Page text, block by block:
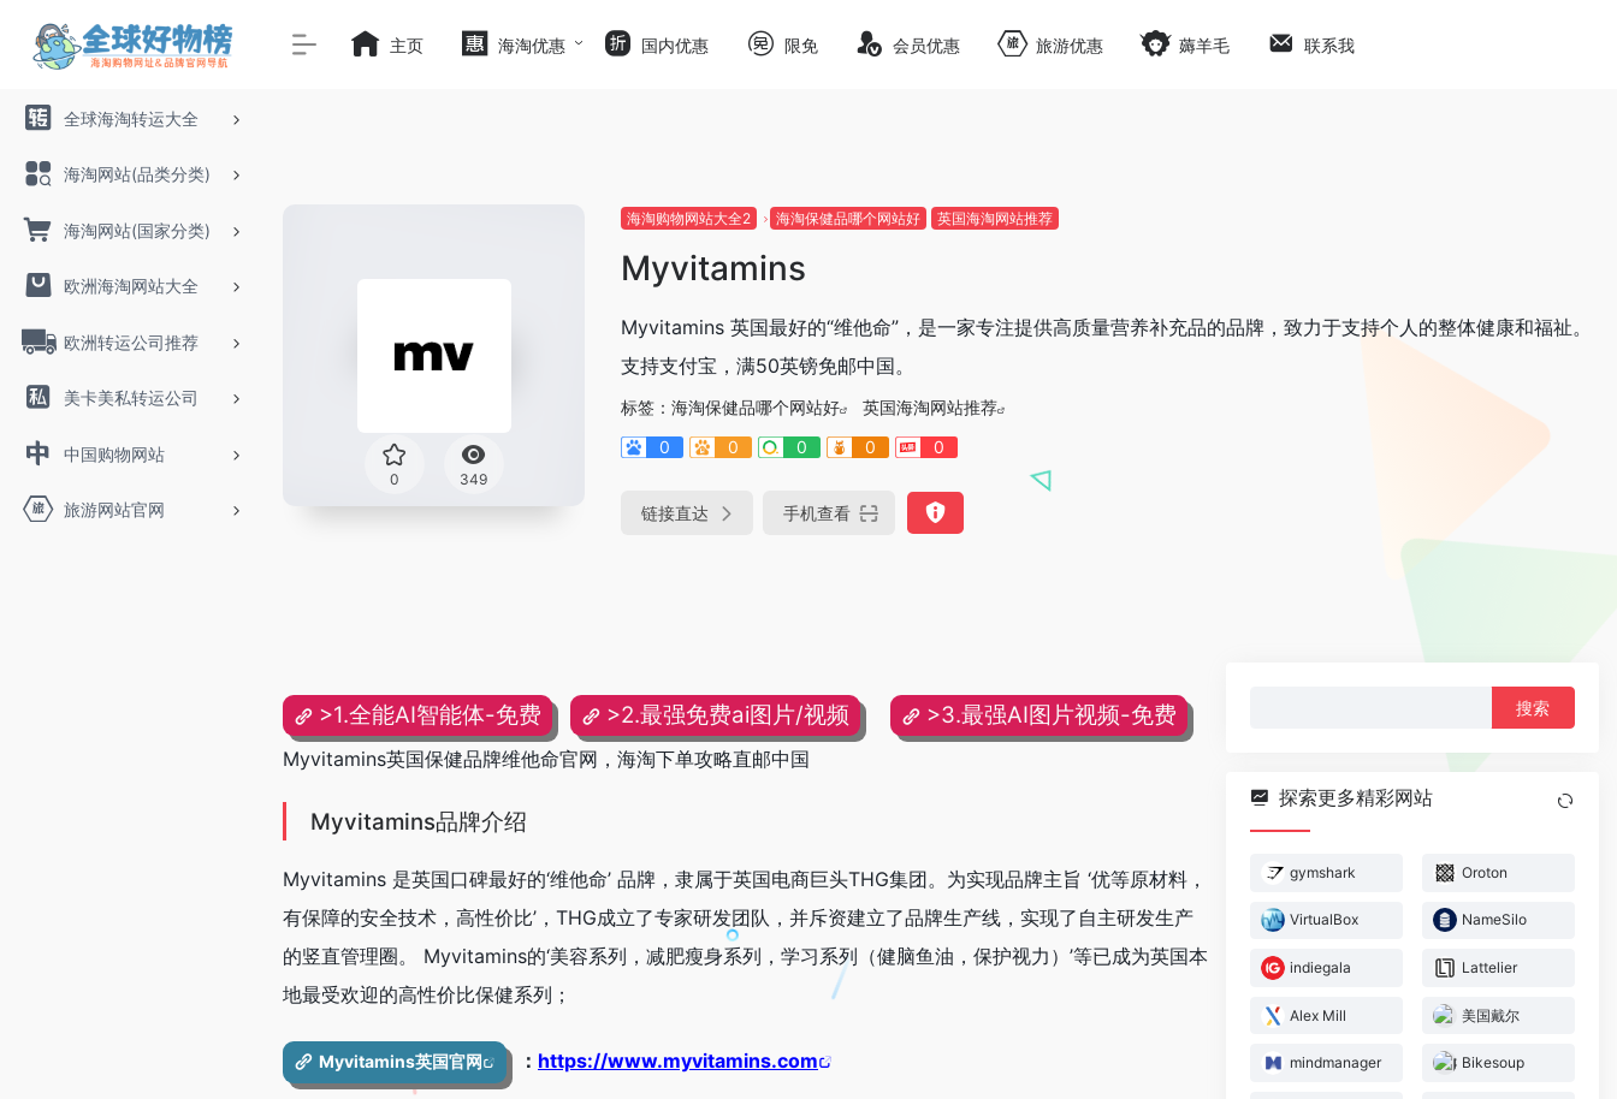
全球海淘转运大全
海淘网站(品类分类)
海淘网站(国家分类)
欧洲海淘网站大全
欧洲转运公司推荐
美卡美私转运公司
中国购物网站
旅游网站官网
主页 海淘优惠 国内优惠 限免 会员优惠 旅游优惠 薅羊毛 联系我
0 349
海淘购物网站大全2 海淘保健品哪个网站好 英国海淘网站推荐
Myvitamins
Myvitamins 英国最好的“维他命”，是一家专注提供高质量营养补充品的品牌，致力于支持个人的整体健康和福祉。
支持支付宝，满50英镑免邮中国。
标签： 海淘保健品哪个网站好
英国海淘网站推荐
0
0 0 0 0
链接直达 手机查看
>1.全能AI智能体-免费 >2.最强免费ai图片/视频 >3.最强AI图片视频-免费
Myvitamins英国保健品牌维他命官网，海淘下单攻略直邮中国
Myvitamins品牌介绍
Myvitamins 是英国口碑最好的‘维他命’ 品牌，隶属于英国电商巨头THG集团。为实现品牌主旨 ‘优等原材料，
有保障的安全技术，高性价比’，THG成立了专家研发团队，并斥资建立了品牌生产线，实现了自主研发生产
的竖直管理圈。 Myvitamins的‘美容系列，减肥瘦身系列，学习系列（健脑鱼油，保护视力）’等已成为英国本
地最受欢迎的高性价比保健系列；
Myvitamins英国官网 ： https://www.myvitamins.com
探索更多精彩网站
gymshark Oroton
VirtualBox NameSilo
indiegala Lattelier
Alex Mill 美国戴尔
mindmanager Bikesoup